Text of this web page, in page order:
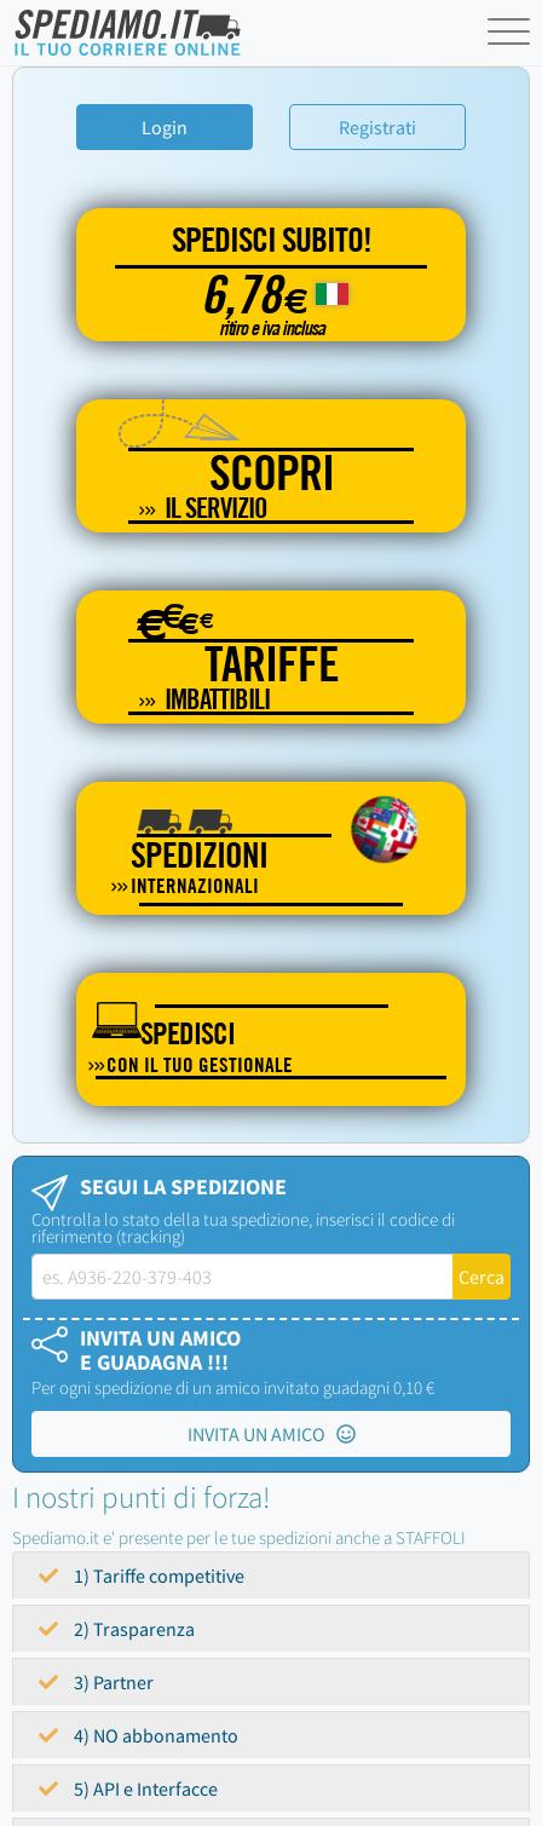
Login Registrati
SPEDISCI SUBITO!
6,78€
ritiro e iva inclusa
SCOPRI
IL SERVIZIO
€€€€
TARIFFE
IMBATTIBILI
SPEDIZIONI
INTERNAZIONALI
SPEDISCI
CON IL TUO GESTIONALE
SEGUI LA SPEDIZIONE
Controlla lo stato della tua spedizione, inserisci il codice di
riferimento (tracking)
INVITA UN AMICO
E GUADAGNA !!!
Per ogni spedizione di un amico invitato guadagni 0,10 €
INVITA UN AMICO
I nostri punti di forza!
Spediamo.it e' presente per le tue spedizioni anche a STAFFOLI
1) Tariffe competitive
2) Trasparenza
3) Partner
4) NO abbonamento
5) API e Interfacce